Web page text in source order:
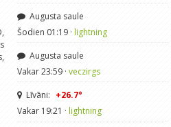
Augusta saule
Šodien 01:19 · lightning
Augusta saule
Vakar 23:59 · veczirgs
Līvāni: +26.7°
Vakar 19:21 · lightning